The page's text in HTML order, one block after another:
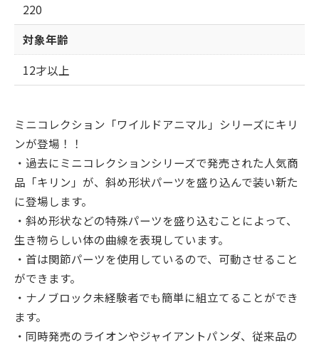
220
対象年齢
12才以上
ミニコレクション「ワイルドアニマル」シリーズにキリ
ンが登場！！
・過去にミニコレクションシリーズで発売された人気商
品「キリン」が、斜め形状パーツを盛り込んで装い新た
に登場します。
・斜め形状などの特殊パーツを盛り込むことによって、
生き物らしい体の曲線を表現しています。
・首は関節パーツを使用しているので、可動させること
ができます。
・ナノブロック未経験者でも簡単に組立てることができ
ます。
・同時発売のライオンやジャイアントパンダ、従来品の